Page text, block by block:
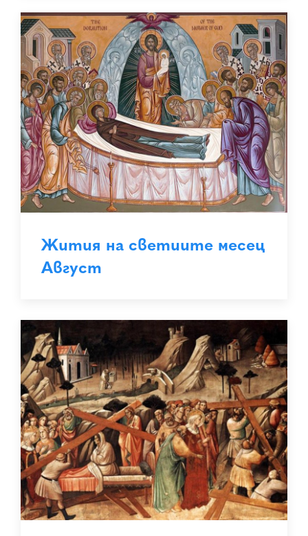
Жития на светиите месец
Август